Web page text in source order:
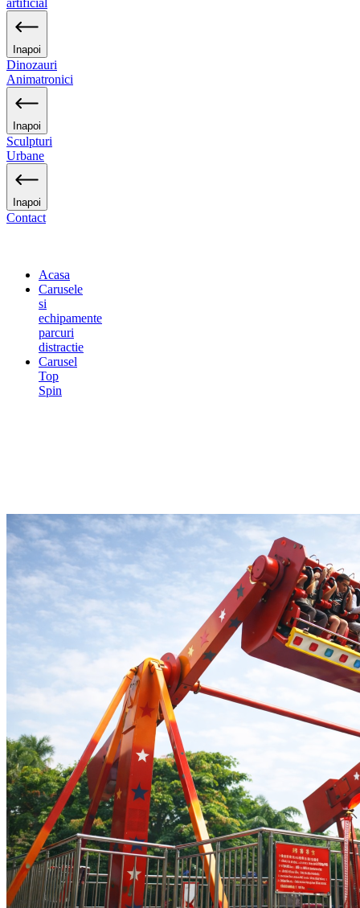
artificial
Inapoi
Dinozauri
Animatronici
Inapoi
Sculpturi
Urbane
Inapoi
Contact
Acasa
Carusele
si
echipamente
parcuri
distractie
Carusel
Top
Spin